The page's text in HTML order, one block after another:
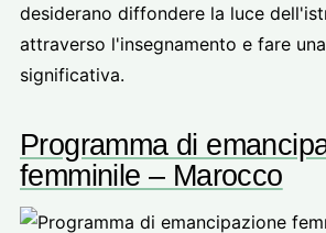
desiderano diffondere la luce
attraverso l'insegnamento e fare
significativa.
Programma di
femminile – Marocco